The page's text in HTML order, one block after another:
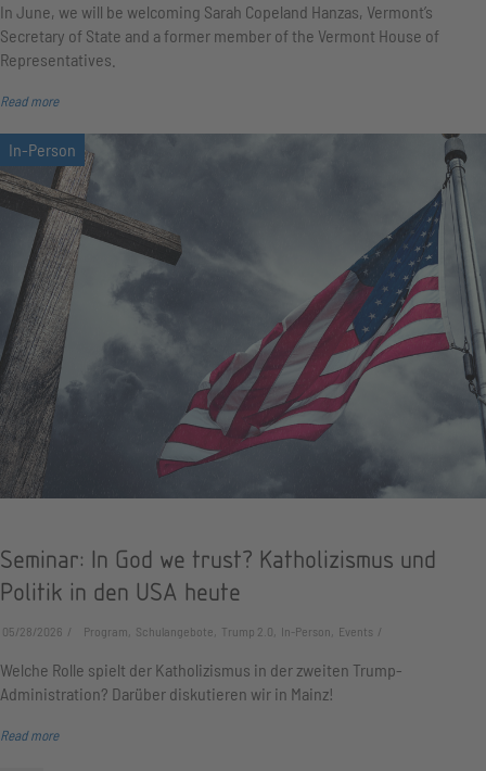
In June, we will be welcoming Sarah Copeland Hanzas, Vermont’s
Secretary of State and a former member of the Vermont House of
Representatives.
Read more
Seminar: In God we trust? Katholizismus und
Politik in den USA heute
05/28/2026 Program, Schulangebote, Trump 2.0, In-Person, Events
Welche Rolle spielt der Katholizismus in der zweiten Trump-
Administration? Darüber diskutieren wir in Mainz!
Read more